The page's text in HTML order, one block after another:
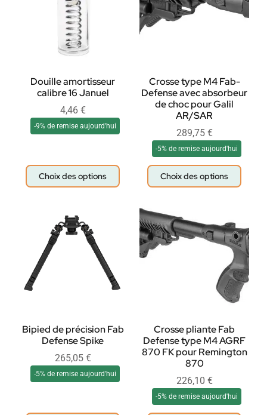
Douille amortisseur
calibre 16 Januel
4,46 €
-9% de remise aujourd'hui
Choix des options
Crosse type M4 Fab-
Defense avec absorbeur
de choc pour Galil
AR/SAR
289,75 €
-5% de remise aujourd'hui
Choix des options
Bipied de précision Fab
Defense Spike
265,05 €
-5% de remise aujourd'hui
Crosse pliante Fab
Defense type M4 AGRF
870 FK pour Remington
870
226,10 €
-5% de remise aujourd'hui